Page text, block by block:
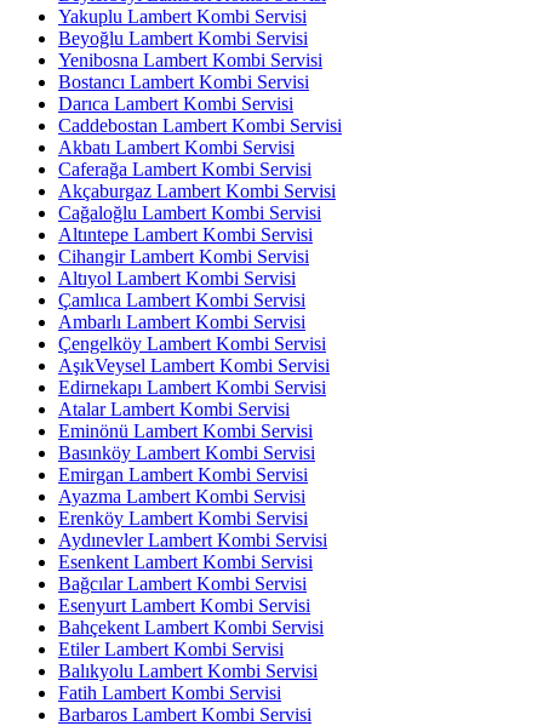
Yakuplu Lambert Kombi Servisi
Beyoğlu Lambert Kombi Servisi
Yenibosna Lambert Kombi Servisi
Bostancı Lambert Kombi Servisi
Darıca Lambert Kombi Servisi
Caddebostan Lambert Kombi Servisi
Akbatı Lambert Kombi Servisi
Caferağa Lambert Kombi Servisi
Akçaburgaz Lambert Kombi Servisi
Cağaloğlu Lambert Kombi Servisi
Altıntepe Lambert Kombi Servisi
Cihangir Lambert Kombi Servisi
Altıyol Lambert Kombi Servisi
Çamlıca Lambert Kombi Servisi
Ambarlı Lambert Kombi Servisi
Çengelköy Lambert Kombi Servisi
AşıkVeysel Lambert Kombi Servisi
Edirnekapı Lambert Kombi Servisi
Atalar Lambert Kombi Servisi
Eminönü Lambert Kombi Servisi
Basınköy Lambert Kombi Servisi
Emirgan Lambert Kombi Servisi
Ayazma Lambert Kombi Servisi
Erenköy Lambert Kombi Servisi
Aydınevler Lambert Kombi Servisi
Esenkent Lambert Kombi Servisi
Bağcılar Lambert Kombi Servisi
Esenyurt Lambert Kombi Servisi
Bahçekent Lambert Kombi Servisi
Etiler Lambert Kombi Servisi
Balıkyolu Lambert Kombi Servisi
Fatih Lambert Kombi Servisi
Barbaros Lambert Kombi Servisi